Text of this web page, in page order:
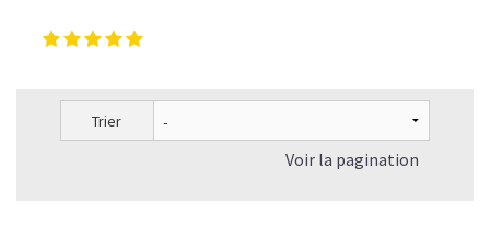
Trier
Voir la pagination